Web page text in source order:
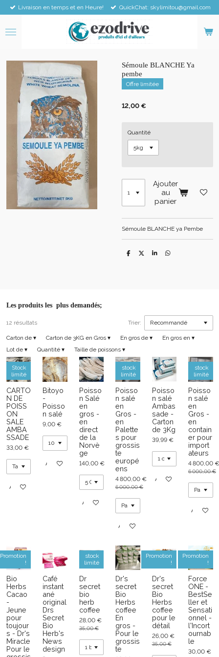
Passer
principal
Livraison en temps et en Heure! QuickChat: skylimitou@gmail.com
Sémoule BLANCHE Ya
pembe
Offre limitée
12,00 €
Quantité
Ajouter
au
panier
Sémoule BLANCHE ya Pembe
P
P
P
P
Les produits les plus demandés;
12 résultats Trier:
Carton de ▾ Carton de 3KG en Gros ▾ En gros de ▾ En gros en ▾
Lot de ▾ Quantité ▾ Taille de poissons ▾
Stock
limité
CARTO
N DE
POISS
ON
SALE
AMBA
SSADE
33,00 €
Ajouter au panier
Bitoyo
-
Poisso
n salé
9,00 €
Ajouter au panier
Poisso
n Salé
en
gros -
en
direct
de la
Norvè
ge
140,00 €
Ajouter au panier
stock
limité
Poisso
n salé
en
Gros -
en
Palette
s pour
grossis
te
europé
ens
4 800,00 €
6 000,00 €
Ajouter au panier
Poisso
n salé
Ambas
sade -
Carton
de 3Kg
39,99 €
Ajouter au panier
stock
limité
Poisso
n salé
en
Gros -
en
contain
er pour
import
ateurs
4 800,00 €
6 000,00 €
Ajouter
Promotion
!
Bio
Herbs
Cacao
-
Jeune
pour
toujour
s - Dr's
Miracle
Pour le
Café
instant
ané
original
Drs
Secret
Bio
Herb's
News
design
stock
limité
Dr
secret
bio
herb
coffee
28,00 €
35,00 €
Dr's
secret
Bio
Herbs
coffee
En
gros -
Pour le
grossis
te
Promotion
!
Dr's
secret
Bio
Herbs
coffee
pour le
détail
26,00 €
35,00 €
Promotion
!
Force
ONE -
BestSe
ller et
Sensati
onnel -
l'Incort
ournab
le
30,00 €